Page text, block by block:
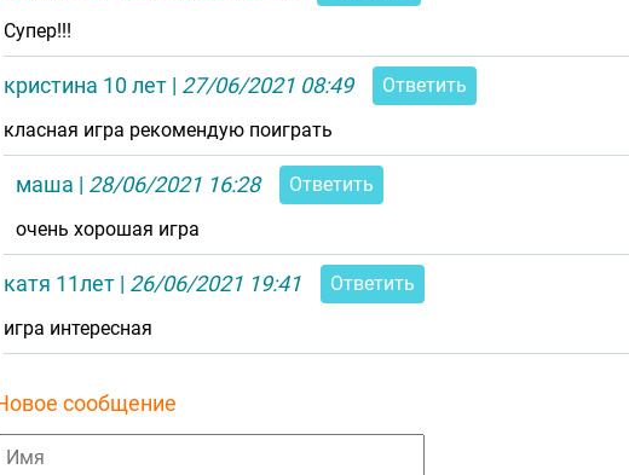
Супер!!!
кристина 10 лет | 27/06/2021 08:49
Ответить
класная игра рекомендую поиграть
маша | 28/06/2021 16:28
Ответить
очень хорошая игра
катя 11лет | 26/06/2021 19:41
Ответить
игра интересная
сообщение